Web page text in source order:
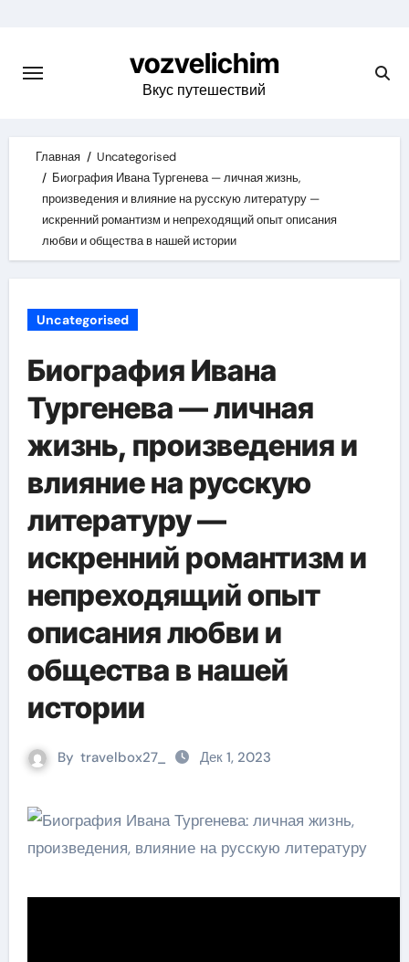
content
vozvelichim
Вкус путешествий
Главная
Uncategorised
Биография Ивана Тургенева — личная жизнь,
произведения и влияние на русскую литературу —
искренний романтизм и непреходящий опыт описания
любви и общества в нашей истории
Uncategorised
Биография Ивана
Тургенева — личная
жизнь, произведения и
влияние на русскую
литературу —
искренний романтизм и
непреходящий опыт
описания любви и
общества в нашей
истории
By travelbox27_ Дек 1, 2023